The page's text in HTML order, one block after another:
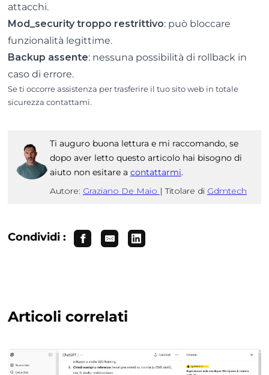
attacchi.
Mod_security troppo restrittivo: può bloccare
funzionalità legittime.
Backup assente: nessuna possibilità di rollback in
caso di errore.
Se ti occorre assistenza per trasferire il tuo sito web in totale
sicurezza contattami.
Ti auguro buona lettura e mi raccomando, se
dopo aver letto questo articolo hai bisogno di
aiuto non esitare a contattarmi.
Autore: Graziano De Maio | Titolare di Gdmtech
Condividi :
Articoli correlati